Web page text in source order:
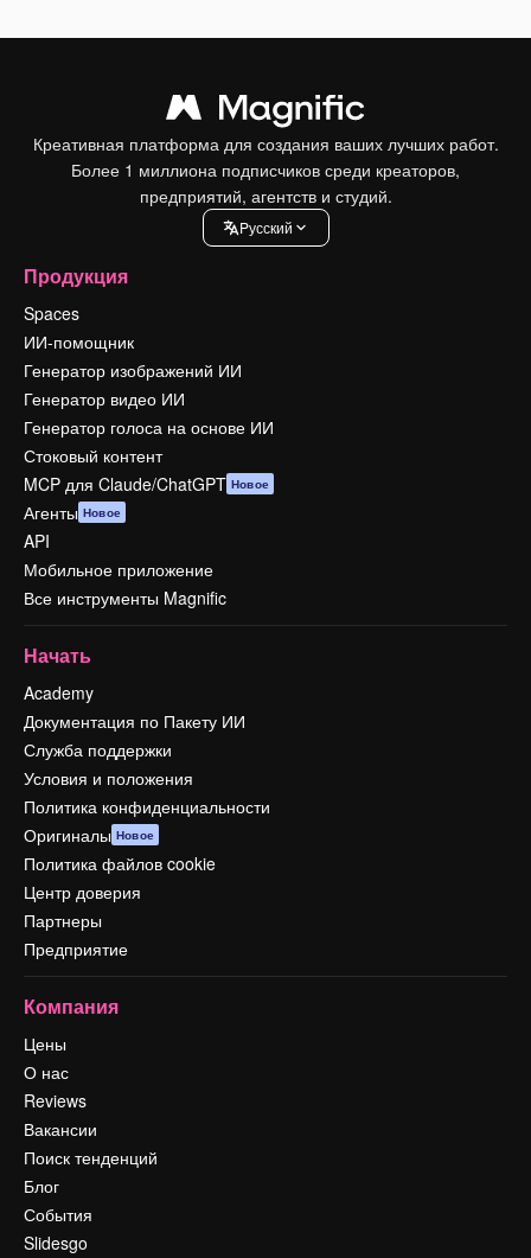
Креативная платформа для создания ваших лучших работ.
Более 1 миллиона подписчиков среди креаторов,
предприятий, агентств и студий.
Pусский
Продукция
Spaces
ИИ-помощник
Генератор изображений ИИ
Генератор видео ИИ
Генератор голоса на основе ИИ
Стоковый контент
MCP для Claude/ChatGPT Новое
Агенты Новое
API
Мобильное приложение
Все инструменты Magnific
Начать
Academy
Документация по Пакету ИИ
Служба поддержки
Условия и положения
Политика конфиденциальности
Оригиналы Новое
Политика файлов cookie
Центр доверия
Партнеры
Предприятие
Компания
Цены
О нас
Reviews
Вакансии
Поиск тенденций
Блог
События
Slidesgo